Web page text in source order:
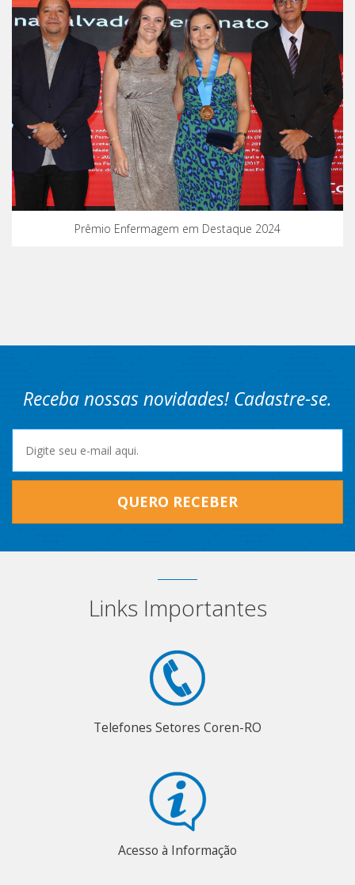
Prêmio Enfermagem em Destaque 2024
Receba nossas novidades! Cadastre-se.
QUERO RECEBER
Links Importantes
Telefones Setores Coren-RO
Acesso à Informação